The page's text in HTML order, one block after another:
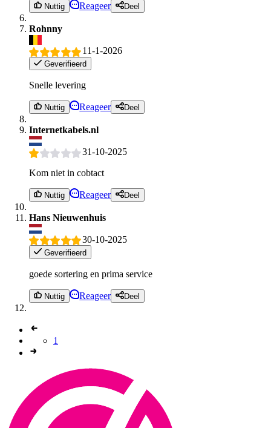
Nuttig Reageer Deel
Rohnny
11-1-2026
Geverifieerd
Snelle levering
Nuttig Reageer Deel
Internetkabels.nl
31-10-2025
Kom niet in cobtact
Nuttig Reageer Deel
Hans Nieuwenhuis
30-10-2025
Geverifieerd
goede sortering en prima service
Nuttig Reageer Deel
1